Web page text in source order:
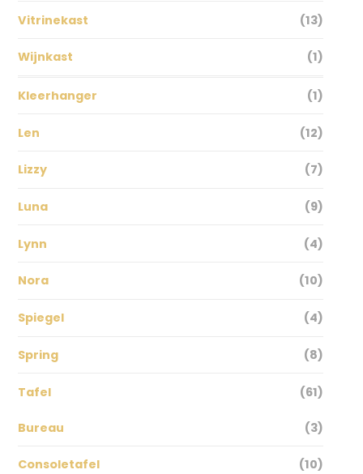
Vitrinekast (13)
Wijnkast (1)
Kleerhanger (1)
Len (12)
Lizzy (7)
Luna (9)
Lynn (4)
Nora (10)
Spiegel (4)
Spring (8)
Tafel (61)
Bureau (3)
Consoletafel (10)